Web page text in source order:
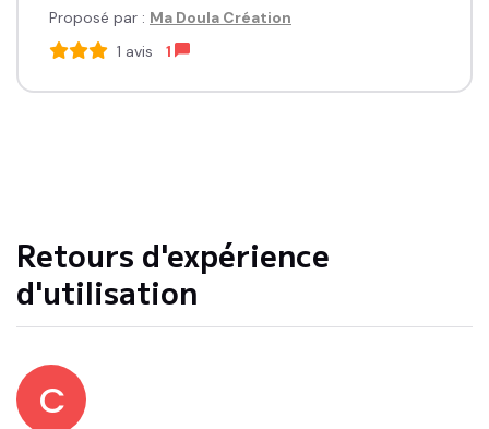
Proposé par : Ma Doula Création
1 avis 1
Retours d'expérience
d'utilisation
C